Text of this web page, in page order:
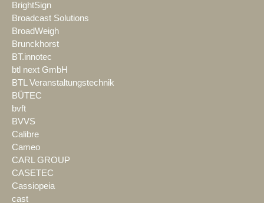
BrightSign
Broadcast Solutions
BroadWeigh
Brunckhorst
BT.innotec
btl next GmbH
BTL Veranstaltungstechnik
BÜTEC
bvft
BVVS
Calibre
Cameo
CARL GROUP
CASETEC
Cassiopeia
cast